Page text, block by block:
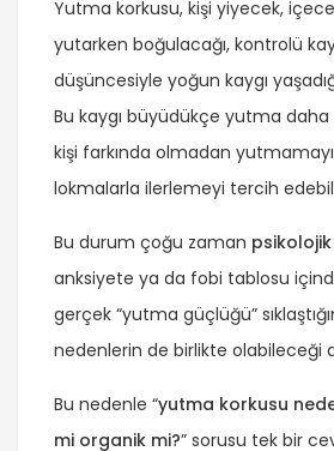
Yutma korkusu, kişi yiyecek,
yutarken boğulacağı, kontrolü
düşüncesiyle yoğun kaygı
Bu kaygı büyüdükçe yutma daha
kişi farkında olmadan
lokmalarla ilerlemeyi tercih
Bu durum çoğu zaman
anksiyete ya da fobi tablosu
gerçek “yutma güçlüğü”
nedenlerin de birlikte olabileceği
Bu nedenle “yutma korkusu
mi organik mi?” sorusu tek bir